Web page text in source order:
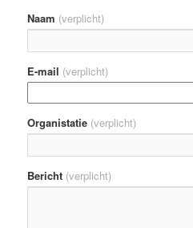
Naam (verplicht)
E-mail (verplicht)
Organistatie (verplicht)
Bericht (verplicht)